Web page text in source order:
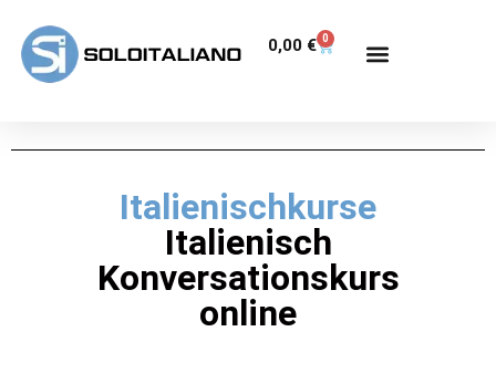
0,00 € 0
Italienischkurse
Italienisch
Konversationskurs
online